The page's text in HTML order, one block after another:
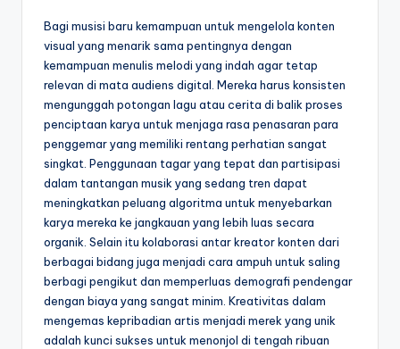
Bagi musisi baru kemampuan untuk mengelola konten
visual yang menarik sama pentingnya dengan
kemampuan menulis melodi yang indah agar tetap
relevan di mata audiens digital. Mereka harus konsisten
mengunggah potongan lagu atau cerita di balik proses
penciptaan karya untuk menjaga rasa penasaran para
penggemar yang memiliki rentang perhatian sangat
singkat. Penggunaan tagar yang tepat dan partisipasi
dalam tantangan musik yang sedang tren dapat
meningkatkan peluang algoritma untuk menyebarkan
karya mereka ke jangkauan yang lebih luas secara
organik. Selain itu kolaborasi antar kreator konten dari
berbagai bidang juga menjadi cara ampuh untuk saling
berbagi pengikut dan memperluas demografi pendengar
dengan biaya yang sangat minim. Kreativitas dalam
mengemas kepribadian artis menjadi merek yang unik
adalah kunci sukses untuk menonjol di tengah ribuan